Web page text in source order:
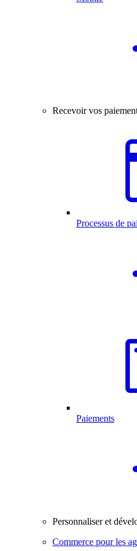
Recevoir vos
Processus de
Paiements
Personnaliser et
Commerce pour les